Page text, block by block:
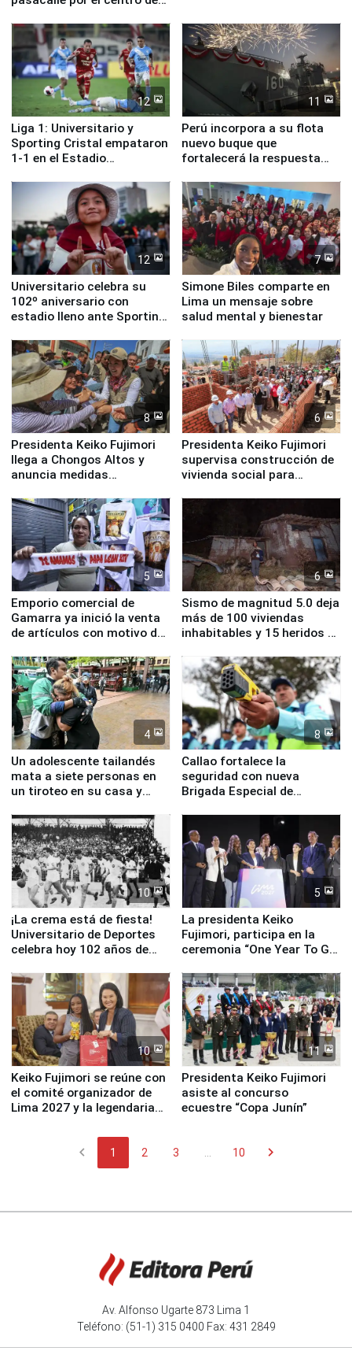
12
Liga 1: Universitario y
Sporting Cristal empataron
1-1 en el Estadio
11
Perú incorpora a su flota
nuevo buque que
fortalecerá la respuesta
12
Universitario celebra su
102º aniversario con
estadio lleno ante Sporting
7
Simone Biles comparte en
Lima un mensaje sobre
salud mental y bienestar
8
Presidenta Keiko Fujimori
llega a Chongos Altos y
anuncia medidas
educación, salud y empleo
6
Presidenta Keiko Fujimori
supervisa construcción de
vivienda social para
5
Emporio comercial de
Gamarra ya inició la venta
de artículos con motivo de
6
Sismo de magnitud 5.0 deja
más de 100 viviendas
inhabitables y 15 heridos en
4
Un adolescente tailandés
mata a siete personas en
un tiroteo en su casa y
8
Callao fortalece la
seguridad con nueva
Brigada Especial de
equipamiento para
Serenazgo
10
¡La crema está de fiesta!
Universitario de Deportes
celebra hoy 102 años de
5
La presidenta Keiko
Fujimori, participa en la
ceremonia “One Year To Go
10
Keiko Fujimori se reúne con
el comité organizador de
Lima 2027 y la legendaria
11
Presidenta Keiko Fujimori
asiste al concurso
ecuestre “Copa Junín”
chevron_left 1 2 3 10 chevron_right
Av. Alfonso Ugarte 873 Lima 1
Teléfono: (51-1) 315 0400 Fax: 431 2849